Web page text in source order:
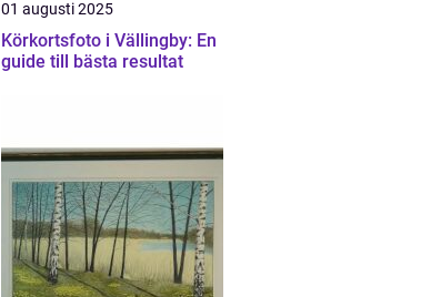
01 augusti 2025
Körkortsfoto i Vällingby: En
guide till bästa resultat